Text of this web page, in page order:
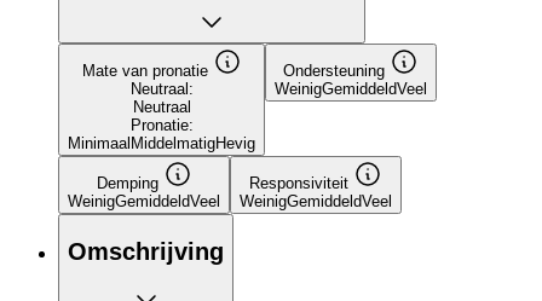
Mate van pronatie
Neutraal:
Neutraal
Pronatie:
Minimaal MiddelmatigHevig
Ondersteuning
WeinigGemiddeldVeel
Demping
WeinigGemiddeldVeel
Responsiviteit
WeinigGemiddeldVeel
Omschrijving